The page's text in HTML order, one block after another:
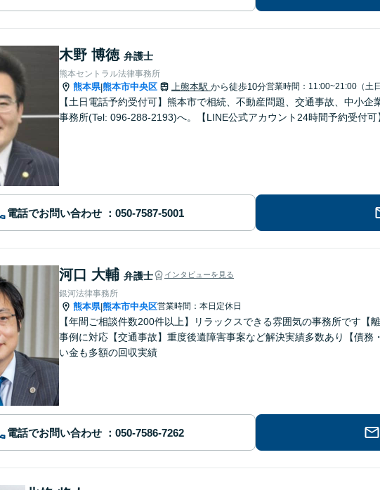
木野 博徳 弁護士
熊本セントラル法律事務所
熊本県|熊本市中央区 上熊本駅 から徒歩10分営業時間：11:00~21:00（土日
【土日電話予約受付可】熊本市で相続、不動産問題、交通事故、中小
事務所(Tel: 096-288-2193)へ。【LINE公式アカウント24時間予約受付可
電話でお問い合わせ
河口 大輔 弁護士 インタビューを見る
銀河法律事務所
熊本県|熊本市中央区営業時間：本日定休日
【年間ご相談件数200件以上】リラックスできる雰囲気の事務所です【
事例に対応【交通事故】重度後遺障害事案など解決実績多数あり【債
い金も多額の回収実績
電話でお問い合わせ